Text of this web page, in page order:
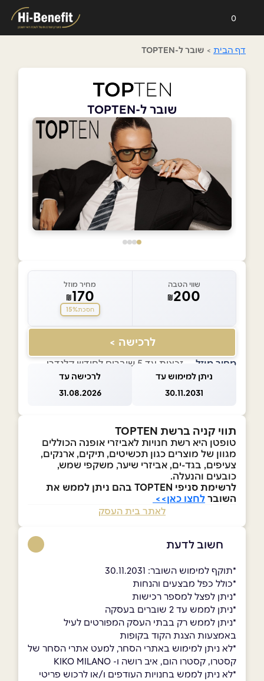
0
דף הבית > שובר ל-TOPTEN
שובר ל-TOPTEN
שווי הטבה
₪200
מחיר מוזל
₪170
חסכת15%
לרכישה >
מחיר מוזל — זכאות עד 5 שוברים לחודש קלנדרי
ניתן למימוש עד
30.11.2031
לרכישה עד
31.08.2026
תווי קניה ברשת TOPTEN
טופטן היא רשת חנויות לאביזרי אופנה הכוללים
מגוון של מוצרים כגון תכשיטים, תיקים, ארנקים,
צעיפים, בגד-ים, אביזרי שיער, משקפי שמש,
כובעים והנעלה.
לרשימת סניפי TOPTEN בהם ניתן לממש את
השובר לחצו כאן>>
לאתר בית העסק
חשוב לדעת
*תוקף למימוש השובר: 30.11.2031
*כולל כפל מבצעים והנחות
*ניתן לפצל למספר רכישות
*ניתן לממש עד 2 שוברים בעסקה
*ניתן לממש רק בבתי העסק המפורטים לעיל
באמצעות הצגת הקוד בקופות
*לא ניתן למימוש באתרי הסחר, למעט אתרי הסחר של
קסטרו, קסטרו הום, איב רושה ו- KIKO MILANO
*לא ניתן לממש בחנויות העודפים ו/או לרכוש פריטי